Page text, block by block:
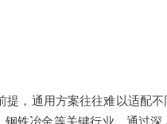
，通用方案往往难以适配
铁冶金等关键行业，通过